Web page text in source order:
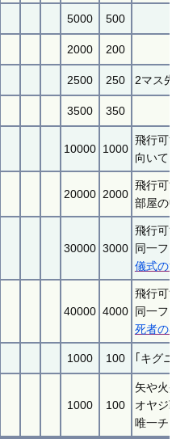
5000 500
2000 200
2500 250 2マス
3500 350
10000 1000
飛行可
向いて
20000 2000
飛行可
部屋の
30000 3000
飛行可
同一フ
儀式の
40000 4000
飛行可
同一フ
死者の
1000 100 ｢キグ
1000 100
矢や火
オヤジ
唯一チ